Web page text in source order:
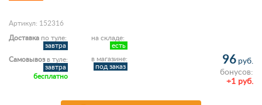
Артикул: 152316
на складе:
есть
в магазине:
под заказ
Доставка по туле:
завтра
Самовывозв туле:
завтра
бесплатно
96 руб.
бонусов:
+1 руб.